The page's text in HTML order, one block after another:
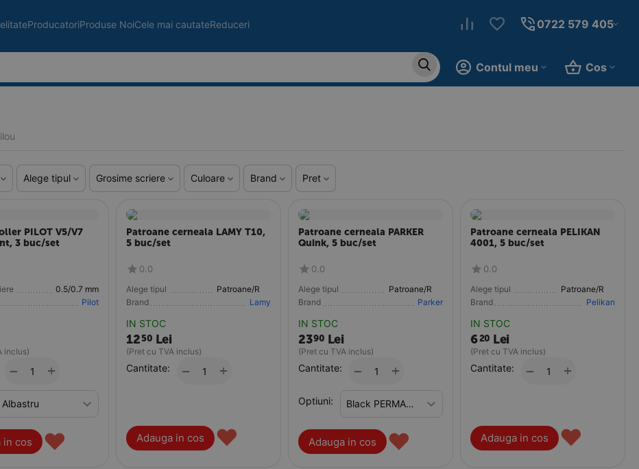
ProducatoriProduse NoiCele mai cautateReduceri 0722 579 405
Cos
Contul meu
Alege tipul Grosime scriere Culoare Brand Pret
PILOT V5/V7
3 buc/set
0.5/0.7 mm
Pilot
inclus)
+
−
in cos ♥
Patroane cerneala LAMY T10,
5 buc/set
0.0
Alege tipul
Brand
Lamy
IN STOC
1250 Lei
(Pret cu TVA inclus)
Cantitate: +
−
Adauga in cos ♥
Patroane cerneala PARKER
Quink, 5 buc/set
0.0
Alege tipul
Brand
Parker
IN STOC
2390 Lei
(Pret cu TVA inclus)
Cantitate: +
−
Optiuni:
Adauga in cos ♥
Patroane cerneala PELIKAN
4001, 5 buc/set
0.0
Alege tipul
Brand
Pelikan
IN STOC
620 Lei
(Pret cu TVA inclus)
Cantitate: +
−
Adauga in cos ♥